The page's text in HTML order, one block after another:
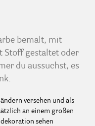
bemalt, mit
Stoff gestaltet oder
du aussuchst, es
versehen und als
an einem großen
sehen